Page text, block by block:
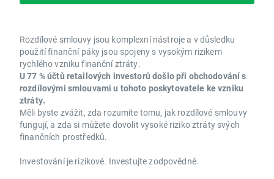
Rozdílové smlouvy jsou komplexní nástroje a v důsledku
použití finanční páky jsou spojeny s vysokým rizikem
rychlého vzniku finanční ztráty.
U 77 % účtů retailových investorů došlo při obchodování s
rozdílovými smlouvami u tohoto poskytovatele ke vzniku
ztráty.
Měli byste zvážit, zda rozumíte tomu, jak rozdílové smlouvy
fungují, a zda si můžete dovolit vysoké riziko ztráty svých
finančních prostředků.
Investování je rizikové. Investujte zodpovědně.